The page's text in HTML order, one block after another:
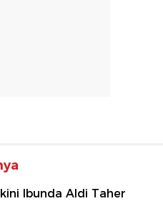
Ibunda Aldi Taher